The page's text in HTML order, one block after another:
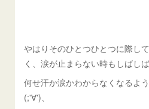
やはりそのひとつひとつに際し
く、涙が止まらない時もしばし
何せ汗か涙かわからなくなるよ
(;'∀')、